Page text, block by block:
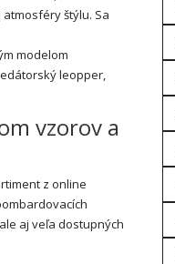
štýlu. Sa
modelom
leopper,
vzorov a
z online
aj veľa dostupných